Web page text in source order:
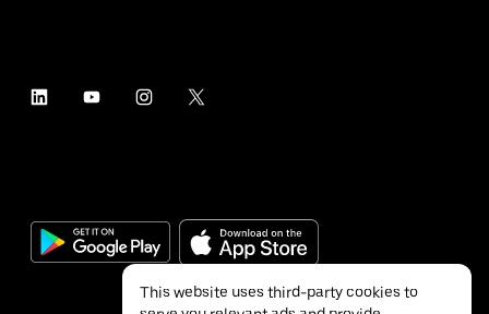
This website uses third-party cookies to